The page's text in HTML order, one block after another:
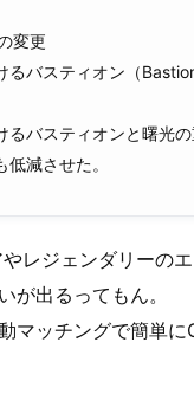
変更
るバスティオン（
るバスティオンと曙光
減させた。
レジェンダリーの
が出るってもん。
マッチングで簡単